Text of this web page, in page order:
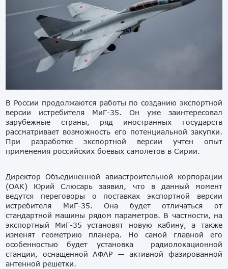
В России продолжаются работы по созданию экспортной
версии истребителя МиГ-35. Он уже заинтересовал
зарубежные страны, ряд иностранных государств
рассматривает возможность его потенциальной закупки.
При разработке экспортной версии учтен опыт
применения российских боевых самолетов в Сирии.
Директор Объединенной авиастроительной корпорации
(ОАК) Юрий Слюсарь заявил, что в данный момент
ведутся переговоры о поставках экспортной версии
истребителя МиГ-35. Она будет отличаться от
стандартной машины рядом параметров. В частности, на
экспортный МиГ-35 установят новую кабину, а также
изменят геометрию планера. Но самой главной его
особенностью будет установка радиолокационной
станции, оснащенной АФАР — активной фазированной
антенной решетки.